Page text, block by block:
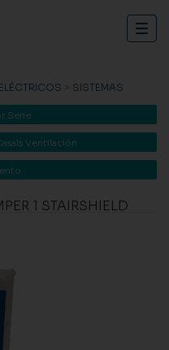
> SISTEMAS
Serie
Ventilación
1 STAIRSHIELD